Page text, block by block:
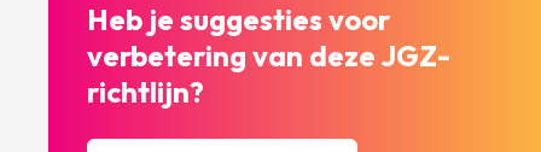
Heb je suggesties voor
verbetering van deze JGZ-
richtlijn?